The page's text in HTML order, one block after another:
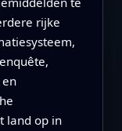
rijke
land op in